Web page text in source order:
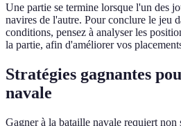
Une partie se termine lorsque l'un des
navires de l'autre. Pour conclure le jeu
conditions, pensez à analyser les
la partie, afin d'améliorer vos
Stratégies gagnantes
navale
Gagner à la bataille navale requiert non